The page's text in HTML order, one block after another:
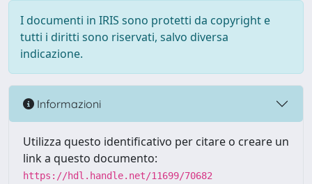
I documenti in IRIS sono protetti da copyright e
tutti i diritti sono riservati, salvo diversa
indicazione.
Informazioni
Utilizza questo identificativo per citare o creare un
link a questo documento:
https://hdl.handle.net/11699/70682